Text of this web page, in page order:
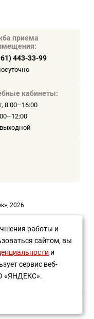
приема
443-33-99
кабинеты:
8:00–16:00
2026
КОНСУЛЬТАЦИЯ
работы и
сайтом, вы
и
сервис веб-
«ЯНДЕКС».